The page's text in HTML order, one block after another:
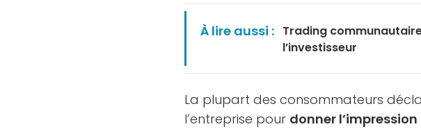
À lire aussi : Trading
l’investisseur
La plupart des consommateurs
l’entreprise pour donner